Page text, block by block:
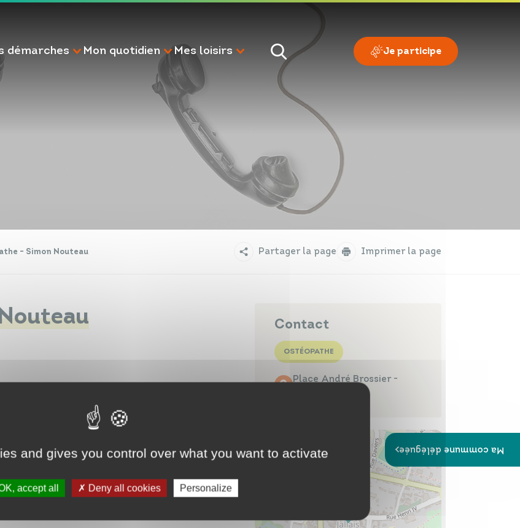
démarches Mon quotidien Mes loisirs Je participe
- Simon Nouteau Partager la page Imprimer la page
Contact
OSTÉOPATHE
Place André Brossier -
Ma commune déléguée
Infos travaux
and gives you control over what you want to activate
accept all Deny all cookies Personalize